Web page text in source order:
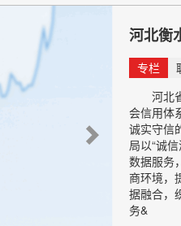
河北衡
专栏
河北省
会信用体
诚实守信
局以“诚
数据服务
商环境
据融合，
务&